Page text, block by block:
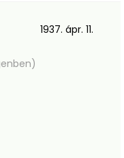
1937. ápr. 11.